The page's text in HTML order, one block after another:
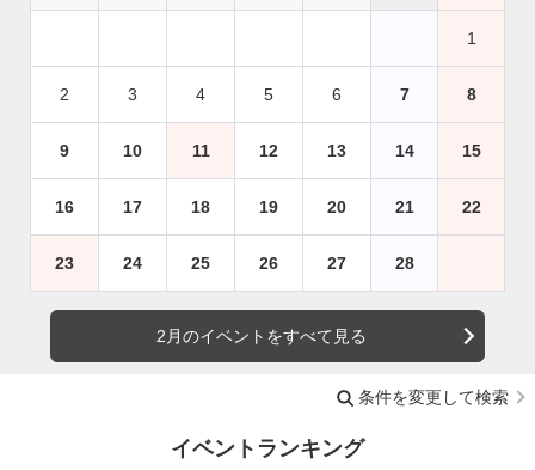
1
2 3 4 5 6 7 8
9 10 11 12 13 14 15
16 17 18 19 20 21 22
23 24 25 26 27 28
2月のイベントをすべて見る
条件を変更して検索
イベントランキング